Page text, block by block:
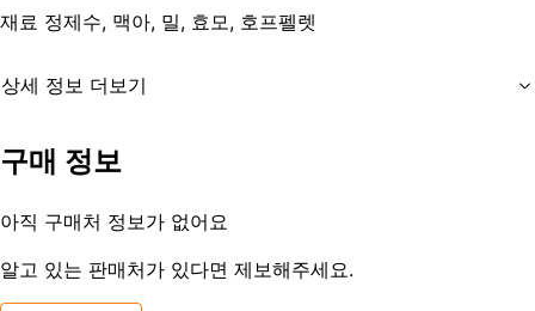
재료 정제수, 맥아, 밀, 효모, 호프펠렛
상세 정보 더보기
등록일
구매 정보
아직 구매처 정보가 없어요
알고 있는 판매처가 있다면 제보해주세요.